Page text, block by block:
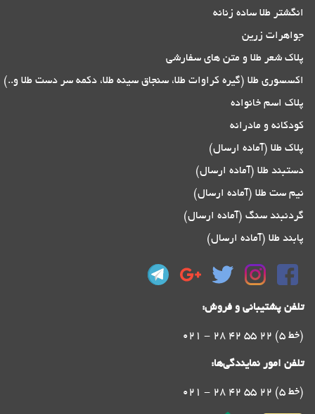
انگشتر طلا ساده زنانه
جواهرات زرین
پلاک شعر طلا و متن های سفارشی
اکسسوری طلا (گیره کراوات طلا، سنجاق سینه طلا، دکمه سر دست طلا و..)
پلاک اسم خانواده
کودکانه و مادرانه
پلاک طلا (آماده ارسال)
دستبند طلا (آماده ارسال)
نیم ست طلا (آماده ارسال)
گردنبند سنگ (آماده ارسال)
پابند طلا (آماده ارسال)
تلفن پشتیبانی و فروش:
021 - 28 42 55 22 (5 خط)
تلفن امور نمایندگی‌ها:
021 - 28 42 55 22 (5 خط)